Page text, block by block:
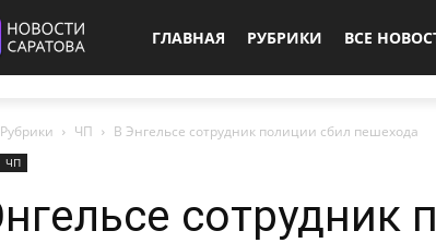
ГЛАВНАЯ РУБРИКИ ВСЕ
Рубрики ЧП В Энгельсе сотрудник полиции сбил пешехода
ЧП
сотрудник